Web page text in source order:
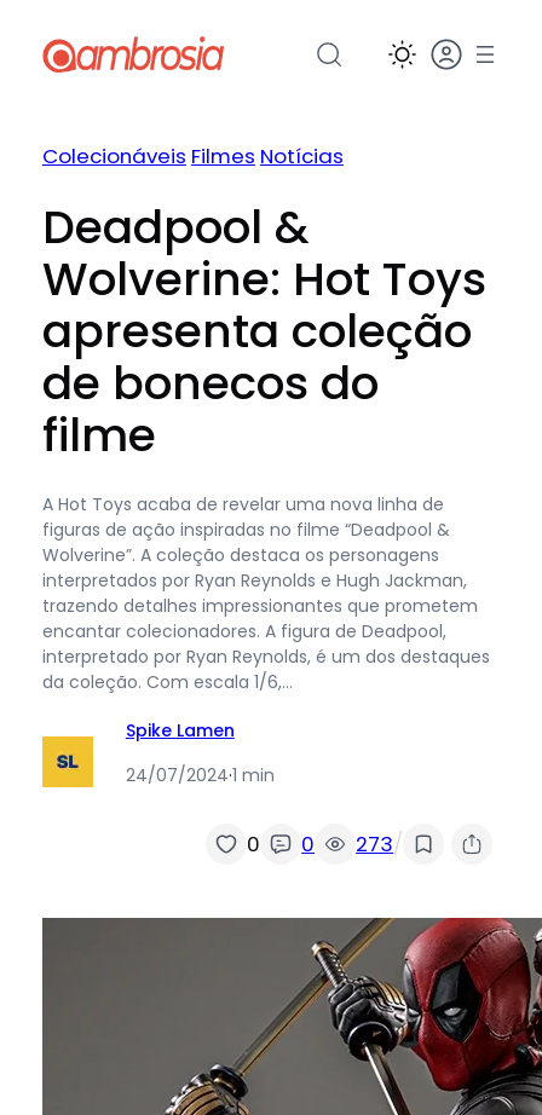
para
Colecionáveis Filmes Notícias
Deadpool &
Wolverine: Hot Toys
apresenta coleção
de bonecos do
filme
A Hot Toys acaba de revelar uma nova linha de
figuras de ação inspiradas no filme “Deadpool &
Wolverine”. A coleção destaca os personagens
interpretados por Ryan Reynolds e Hugh Jackman,
trazendo detalhes impressionantes que prometem
encantar colecionadores. A figura de Deadpool,
interpretado por Ryan Reynolds, é um dos destaques
da coleção. Com escala 1/6,…
Spike Lamen
24/07/2024·1 min
0 0 273/